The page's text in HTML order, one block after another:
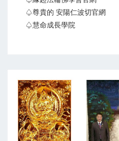
♤尊貴的 安陽仁波切官網
♤慧命成長學院